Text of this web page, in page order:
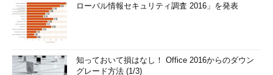
ローバル情報セキュリティ調査 2016」を発表
知っておいて損はなし！ Office 2016からのダウン
グレード方法 (1/3)